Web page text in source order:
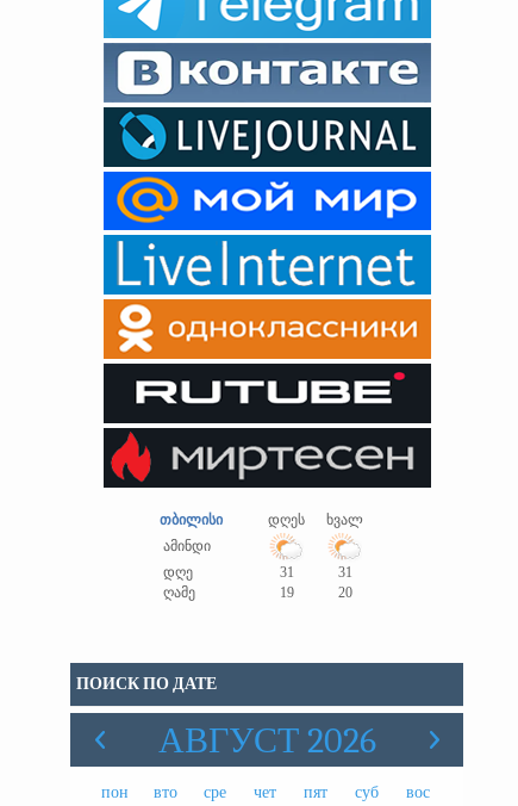
თბილისი დღეს
ხვალ
ამინდი
დღე
31
31
ღამე
19 20
ПОИСК ПО ДАТЕ
АВГУСТ 2026
пон вто сре чет пят суб вос